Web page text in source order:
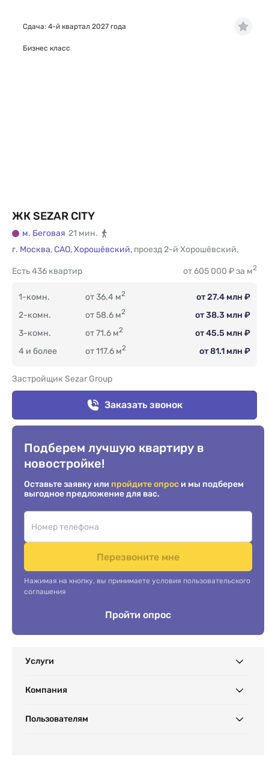
ЖК SEZAR CITY
м. Беговая 21 мин.
г. Москва,САО,Хорошёвский, проезд 2-й Хорошёвский,
436 квартир
Есть от 605 000 ₽ за м2
1-комн. от 36.4 м2
от 27.4 млн ₽
2-комн.
от 58.6 м2
от 38.3 млн ₽
3-комн.
от 71.6 м2
от 45.5 млн ₽
4 и более
от 117.6 м2 от 81.1 млн ₽
Застройщик Sezar Group
Заказать звонок
Сдача: 4-й квартал 2027 года
Бизнес класс
Подберем лучшую квартиру в
новостройке!
Оставьте заявку или пройдите опрос и мы подберем
выгодное предложение для вас.
Перезвоните мне
Нажимая на кнопку, вы принимаете условия пользовательского
соглашения
Пройти опрос
Услуги
Компания
Пользователям